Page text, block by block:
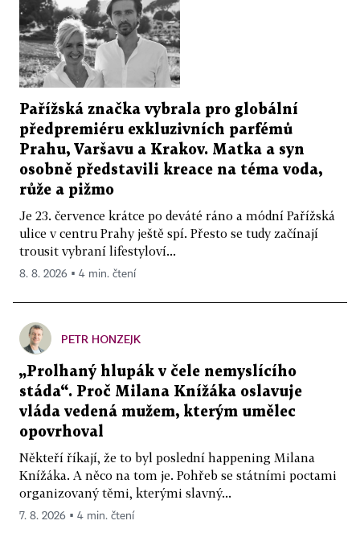
Pařížská značka vybrala pro globální
předpremiéru exkluzivních parfémů
Prahu, Varšavu a Krakov. Matka a syn
osobně představili kreace na téma voda,
růže a pižmo
Je 23. července krátce po deváté ráno a módní Pařížská
ulice v centru Prahy ještě spí. Přesto se tudy začínají
trousit vybraní lifestyloví...
8. 8. 2026 ▪ 4 min. čtení
PETR HONZEJK
„Prolhaný hlupák v čele nemyslícího
stáda“. Proč Milana Knížáka oslavuje
vláda vedená mužem, kterým umělec
opovrhoval
Někteří říkají, že to byl poslední happening Milana
Knížáka. A něco na tom je. Pohřeb se státními poctami
organizovaný těmi, kterými slavný...
7. 8. 2026 ▪ 4 min. čtení